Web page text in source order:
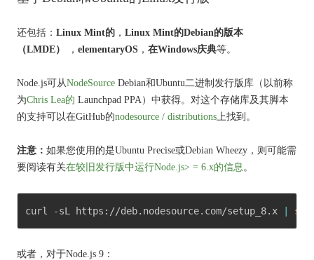
还包括： Linux Mint的 ， Linux Mint的Debian的版本
（LMDE）
， elementaryOS ， 在Windows庆典等。
Node.js可从NodeSource Debian和Ubuntu二进制发行版库（以前称
为Chris Lea的 Launchpad PPA）中获得。 对这个存储库及其脚本
的支持可以在GitHub的nodesource / distributions上找到 。
注意： 如果您使用的是Ubuntu Precise或Debian Wheezy，则可能需
要阅读有关在较旧发行版中运行Node.js> = 6.x的信息。
curl -sL https://deb.nodesource.com/setup_8.x |
或者，对于Node.js 9：